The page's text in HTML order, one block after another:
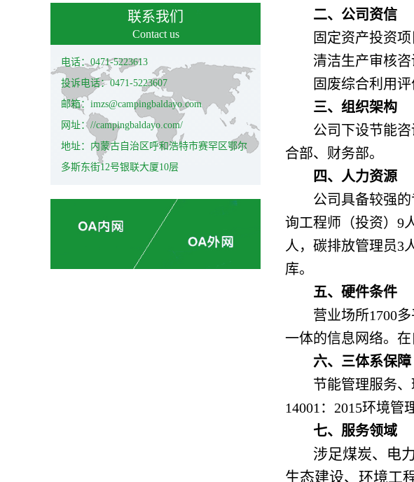
联系我们
Contact us
电话：0471-5223613
投诉电话：0471-5223607
邮箱：imzs@campingbaldayo.com
网址：//campingbaldayo.com/
地址：内蒙古自治区呼和浩特市赛罕区鄂尔
多斯东街12号银联大厦10层
二、公司资信
固定资产投资
清洁生产审核咨
固废综合利用
三、组织架构
公司下设节能
合部、财务部。
四、人力资源
公司具备较强
询工程师（投资）9
人，碳排放管理员3
库。
五、硬件条件
营业场所1700
一体的信息网络。
六、三体系保障
节能管理服务
14001：2015环境管
七、服务领域
涉足煤炭、电
生态建设、环境工